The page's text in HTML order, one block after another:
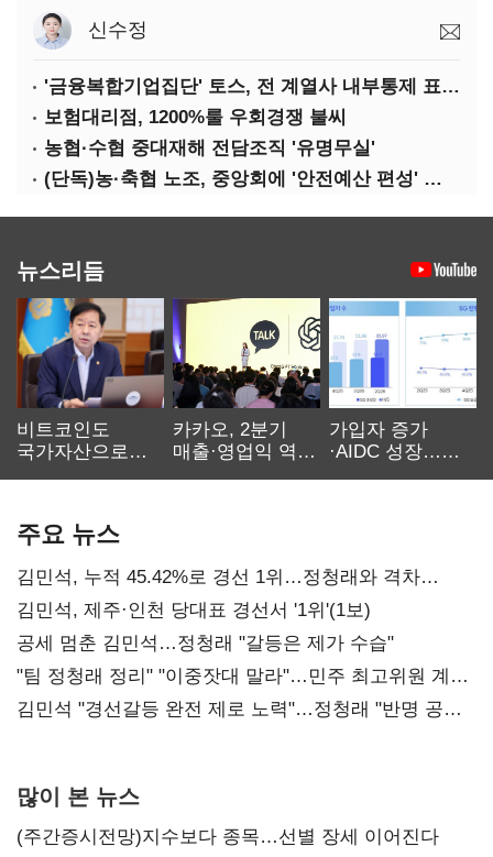
신수정
'금융복합기업집단' 토스, 전 계열사 내부통제 표준화
보험대리점, 1200%룰 우회경쟁 불씨
농협·수협 중대재해 전담조직 '유명무실'
(단독)농·축협 노조, 중앙회에 '안전예산 편성' 요구
뉴스리듬
비트코인도
국가자산으로…'
카카오, 2분기
매출·영업익 역대
가입자 증가
·AIDC 성장…
주요 뉴스
김민석, 누적 45.42%로 경선 1위…정청래와 격차
0.86%p(2보)
김민석, 제주·인천 당대표 경선서 '1위'(1보)
공세 멈춘 김민석…정청래 "갈등은 제가 수습"
"팀 정청래 정리" "이중잣대 말라"…민주 최고위원 계파
다툼 격화
김민석 "경선갈등 완전 제로 노력"…정청래 "반명 공세
많이 본 뉴스
(주간증시전망)지수보다 종목…선별 장세 이어진다